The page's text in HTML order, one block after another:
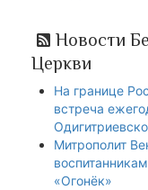
Новости
Церкви
На границе
встреча
Митрополит
«Огонёк»